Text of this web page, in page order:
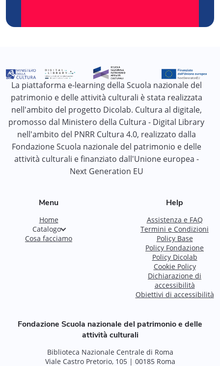
La piattaforma e-learning della Scuola nazionale del
patrimonio e delle attività culturali è stata realizzata
nell'ambito del progetto Dicolab. Cultura al digitale,
promosso dal Ministero della Cultura - Digital Library
nell'ambito del PNRR Cultura 4.0, realizzato dalla
Fondazione Scuola nazionale del patrimonio e delle
attività culturali e finanziato dall'Unione europea -
Next Generation EU
Menu
Home
Catalogo
Cosa facciamo
Help
Assistenza e FAQ
Termini e Condizioni
Policy Base
Policy Fondazione
Policy Dicolab
Cookie Policy
Dichiarazione di
accessibilità
Obiettivi di accessibilità
Fondazione Scuola nazionale del patrimonio e delle
attività culturali
Biblioteca Nazionale Centrale di Roma
Viale Castro Pretorio, 105 | 00185 Roma